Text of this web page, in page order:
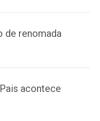
de renomada
acontece